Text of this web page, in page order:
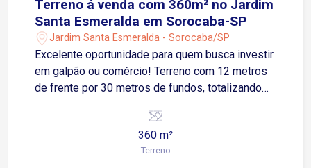
Terreno á venda com 360m² no Jardim
Santa Esmeralda em Sorocaba-SP
Jardim Santa Esmeralda - Sorocaba/SP
Excelente oportunidade para quem busca investir
em galpão ou comércio! Terreno com 12 metros
de frente por 30 metros de fundos, totalizando
Jardim Santa Esmeralda. Possui leve declive,
ideal para projetos de construção diferenciados.
Próximo a vias de fácil acesso, com grande
360 m²
Terreno